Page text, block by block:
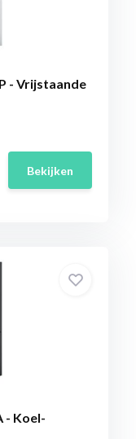
- Vrijstaande
Bekijken
- Koel-